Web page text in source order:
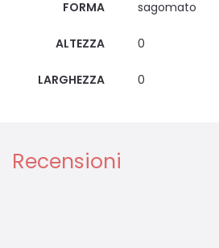
FORMA sagomato
ALTEZZA 0
LARGHEZZA 0
Recensioni